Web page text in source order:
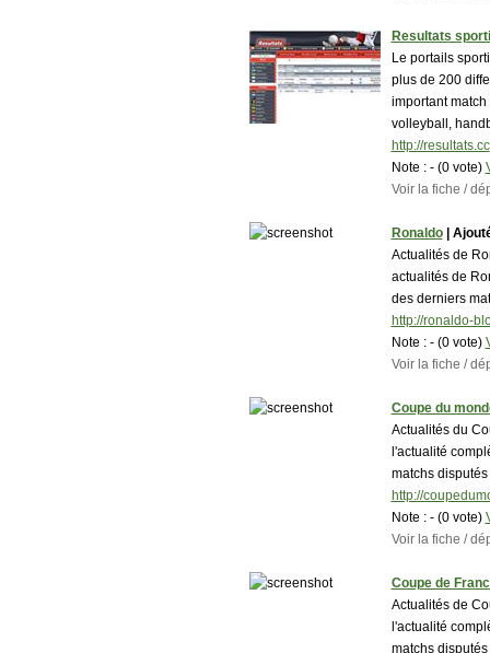
Resultats
Le portails
plus de 200
important
volleyball,
http://resultats.cc
Note : - (0 vote)
Voir la fiche /
Ronaldo|
Actualités de
actualités de
des derniers
http://ronaldo-
Note : - (0 vote)
Voir la fiche /
Coupe du
Actualités du
l'actualité
matchs
http://
Note : - (0 vote)
Voir la fiche /
Coupe de
Actualités de
l'actualité
matchs